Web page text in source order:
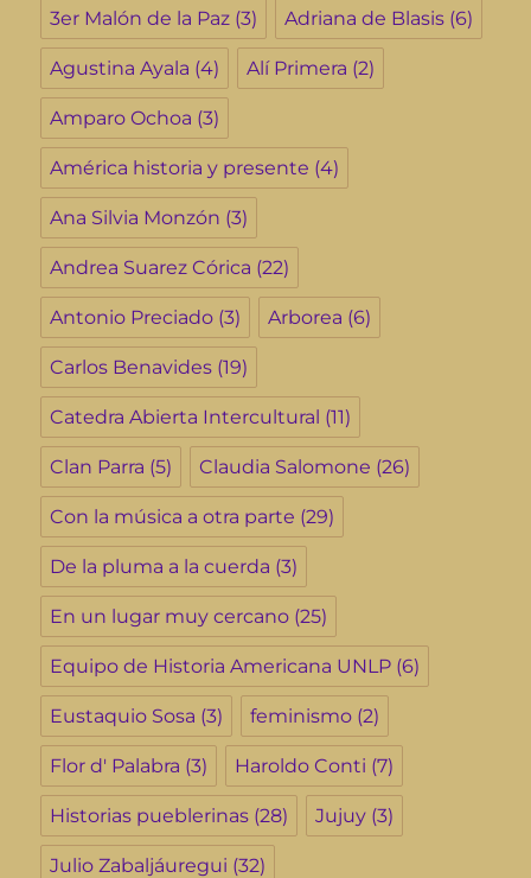
3er Malón de la Paz (3) Adriana de Blasis (6)
Agustina Ayala (4) Alí Primera (2)
Amparo Ochoa (3)
América historia y presente (4)
Ana Silvia Monzón (3)
Andrea Suarez Córica (22)
Antonio Preciado (3) Arborea (6)
Carlos Benavides (19)
Catedra Abierta Intercultural (11)
Clan Parra (5) Claudia Salomone (26)
Con la música a otra parte (29)
De la pluma a la cuerda (3)
En un lugar muy cercano (25)
Equipo de Historia Americana UNLP (6)
Eustaquio Sosa (3) feminismo (2)
Flor d' Palabra (3) Haroldo Conti (7)
Historias pueblerinas (28) Jujuy (3)
Julio Zabaljáuregui (32)